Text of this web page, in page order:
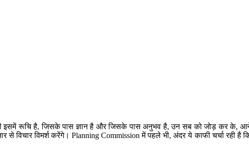
इसमें रूचि है, जिसके पास ज्ञान है और जिसके पास अनुभव है, उन सब को जोड़ कर
से विचार विमर्श करेंगे। Planning Commission में पहले भी, अंदर ये काफी चर्चा रही है